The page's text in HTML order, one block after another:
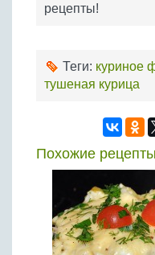
рецепты!
Теги: куриное
тушеная курица
Похожие